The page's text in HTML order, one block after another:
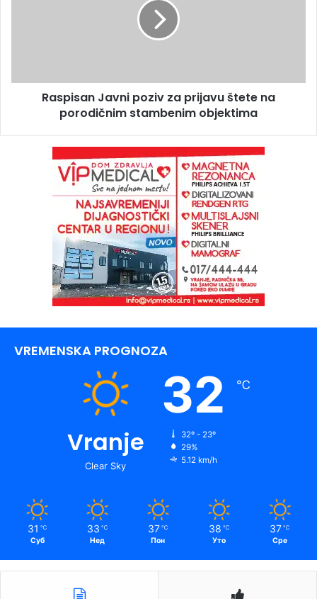
Raspisan Javni poziv za prijavu štete na
porodičnim stambenim objektima
VREMENSKA PROGNOZA
Vranje
Clear Sky
32 ℃
32º - 23º
29%
5.12 km/h
31 ℃
Суб
33 ℃
Нед
37 ℃
Пон
38 ℃
Уто
37 ℃
Сре